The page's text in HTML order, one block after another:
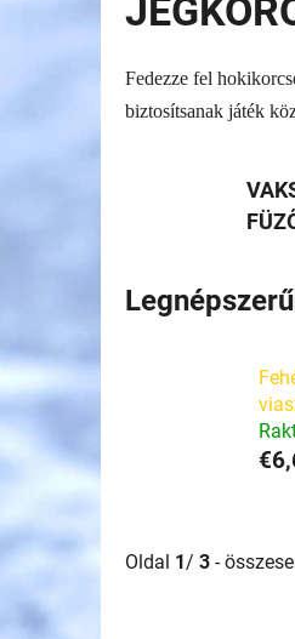
Fedezze fel
biztosítsanak játék
Oldal 1/ 3 -